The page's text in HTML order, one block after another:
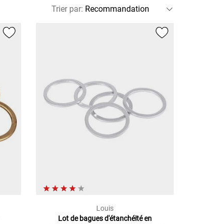
Trier par:
Louis
Lot de bagues d'étanchéité en